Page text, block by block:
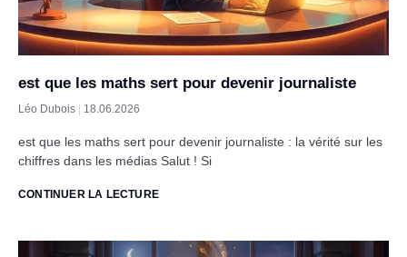
est que les maths sert pour devenir journaliste
Léo Dubois 18.06.2026
est que les maths sert pour devenir journaliste : la vérité sur les
chiffres dans les médias Salut ! Si
CONTINUER LA LECTURE